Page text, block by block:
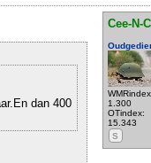
Cee-N-
1.300
OTindex:
15.343
S
dan 400